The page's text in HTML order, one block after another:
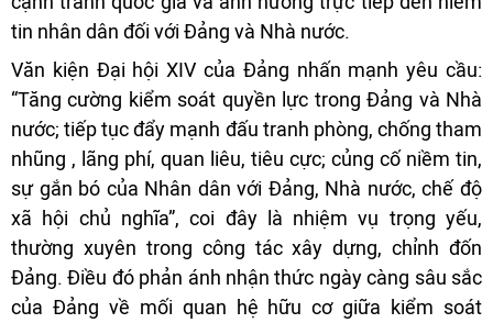
tin nhân dân đối với Đảng và Nhà nước.
Văn kiện Đại hội XIV của Đảng nhấn mạnh yêu cầu:
“Tăng cường kiểm soát quyền lực trong Đảng và Nhà
nước; tiếp tục đẩy mạnh đấu tranh phòng, chống tham
nhũng , lãng phí, quan liêu, tiêu cực; củng cố niềm tin,
sự gắn bó của Nhân dân với Đảng, Nhà nước, chế độ
xã hội chủ nghĩa”, coi đây là nhiệm vụ trọng yếu,
thường xuyên trong công tác xây dựng, chỉnh đốn
Đảng. Điều đó phản ánh nhận thức ngày càng sâu sắc
của Đảng về mối quan hệ hữu cơ giữa kiểm soát